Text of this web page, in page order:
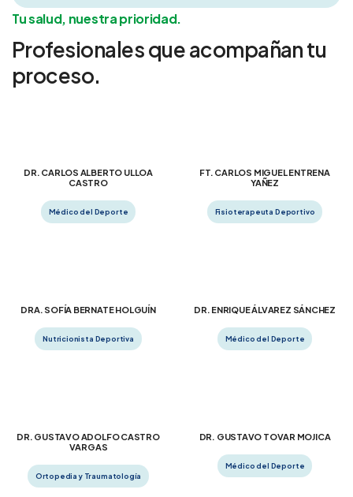
Tu salud, nuestra prioridad.
Profesionales que acompañan tu
proceso.
DR. CARLOS ALBERTO ULLOA
CASTRO
Médico del Deporte
FT. CARLOS MIGUEL ENTRENA
YAÑEZ
Fisioterapeuta Deportivo
DRA. SOFÍA BERNATE HOLGUÍN
Nutricionista Deportiva
DR. ENRIQUE ÁLVAREZ SÁNCHEZ
Médico del Deporte
DR. GUSTAVO ADOLFO CASTRO
VARGAS
Ortopedia y Traumatología
DR. GUSTAVO TOVAR MOJICA
Médico del Deporte